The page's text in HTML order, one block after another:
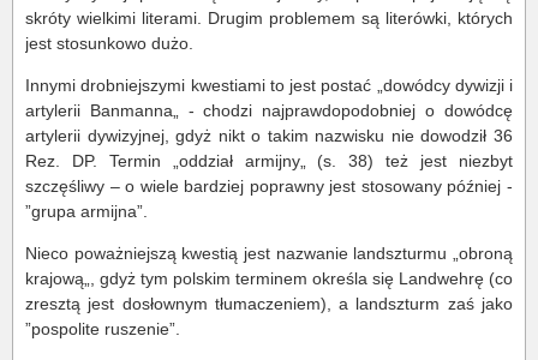
skróty wielkimi literami. Drugim problemem są literówki, których
jest stosunkowo dużo.
Innymi drobniejszymi kwestiami to jest postać „dowódcy dywizji i
artylerii Banmanna„ - chodzi najprawdopodobniej o dowódcę
artylerii dywizyjnej, gdyż nikt o takim nazwisku nie dowodził 36
Rez. DP. Termin „oddział armijny„ (s. 38) też jest niezbyt
szczęśliwy – o wiele bardziej poprawny jest stosowany później -
”grupa armijna”.
Nieco poważniejszą kwestią jest nazwanie landszturmu „obroną
krajową„, gdyż tym polskim terminem określa się Landwehrę (co
zresztą jest dosłownym tłumaczeniem), a landszturm zaś jako
”pospolite ruszenie”.